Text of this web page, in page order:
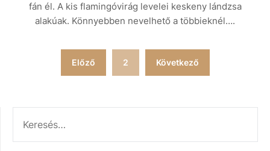
fán él. A kis flamingóvirág levelei keskeny lándzsa
alakúak. Könnyebben nevelhető a többieknél….
Bejegyzések
lapozása
Előző 2 Következő